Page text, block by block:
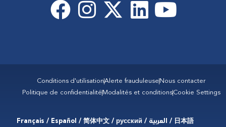
Conditions d'utilisationAlerte frauduleuse Nous contacter
Politique de confidentialité Modalités et conditionsCookie Settings
Français / Español / 简体中文 / русский / العربية / 日本語